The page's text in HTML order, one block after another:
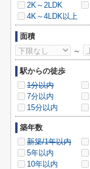
2K～2LDK
4K～4LDK以上
面積
～
駅からの徒歩
1分以内
7分以内
15分以内
築年数
新築/1年以内
5年以内
10年以内